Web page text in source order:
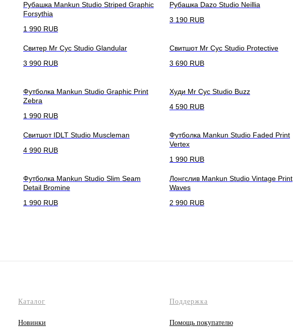
Рубашка Mankun Studio Striped Graphic
Forsythia
1 990 RUB
Рубашка Dazo Studio Neillia
3 190 RUB
Свитер Mr Cyc Studio Glandular
3 990 RUB
Свитшот Mr Cyc Studio Protective
3 690 RUB
Футболка Mankun Studio Graphic Print
Zebra
1 990 RUB
Худи Mr Cyc Studio Buzz
4 590 RUB
Свитшот IDLT Studio Muscleman
4 990 RUB
Футболка Mankun Studio Faded Print
Vertex
1 990 RUB
Футболка Mankun Studio Slim Seam
Detail Bromine
1 990 RUB
Лонгслив Mankun Studio Vintage Print
Waves
2 990 RUB
Каталог
Новинки
Поддержка
Помощь покупателю